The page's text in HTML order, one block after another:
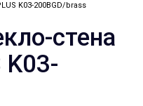
K03-200BGD/brass
стена
K03-